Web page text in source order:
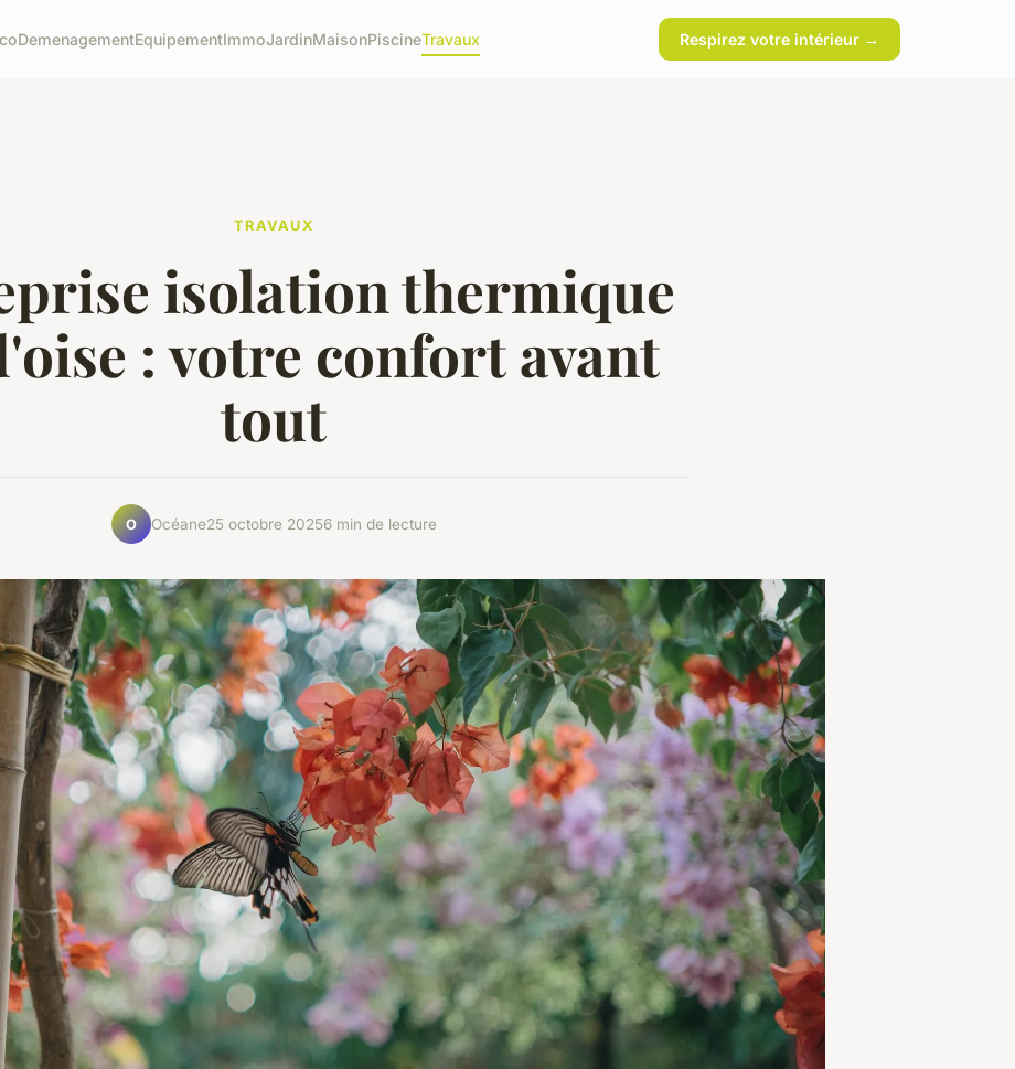
DemenagementEquipementImmoJardinMaisonPiscineTravaux Respirez votre intérieur →
TRAVAUX
isolation thermique
: votre confort avant
tout
O Océane25 octobre 20256 min de lecture